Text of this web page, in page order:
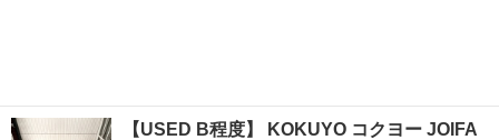
【USED B程度】 KOKUYO コクヨー JOIFA